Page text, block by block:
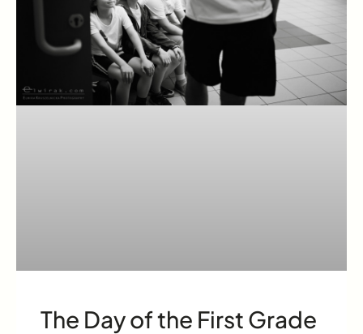
The Day of the First Grade